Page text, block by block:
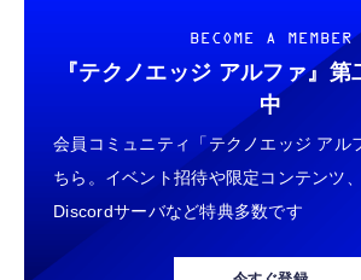
BECOME A MEMBER
『テクノエッジ アルファ』 第
中
会員コミュニティ「テクノエッジ アル
ちら。イベント招待や限定コンテンツ
Discordサーバなど特典多数です